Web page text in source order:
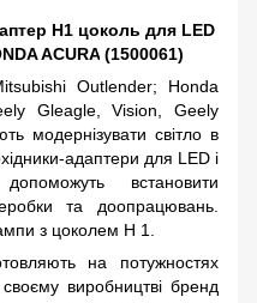
H1 цоколь для LED
ACURA(1500061)
Outlender; Honda
Gleagle, Vision, Geely
модернізувати світло в
адаптери для LED і
встановити
та доопрацювань.
з цоколем Н 1.
на потужностях
виробництві бренд